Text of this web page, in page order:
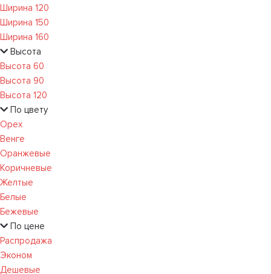
Ширина 120
Ширина 150
Ширина 160
Высота
Высота 60
Высота 90
Высота 120
По цвету
Орех
Венге
Оранжевые
Коричневые
Желтые
Белые
Бежевые
По цене
Распродажа
Эконом
Дешевые